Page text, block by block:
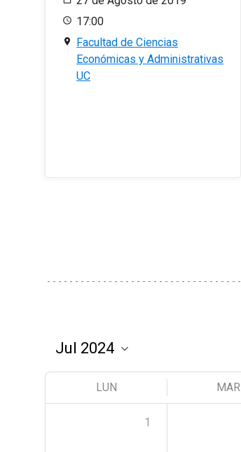
17:00
Facultad de Ciencias
Económicas y Administrativas
UC
LUN MAR
1